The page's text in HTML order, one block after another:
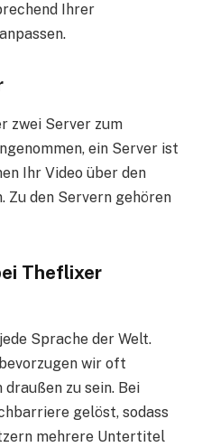
Ihrer
zwei Server zum
ein Server ist
Ihr Video über den
Zu den Servern gehören
Theflixer
Sprache der Welt.
wir oft
zu sein. Bei
gelöst, sodass
mehrere Untertitel